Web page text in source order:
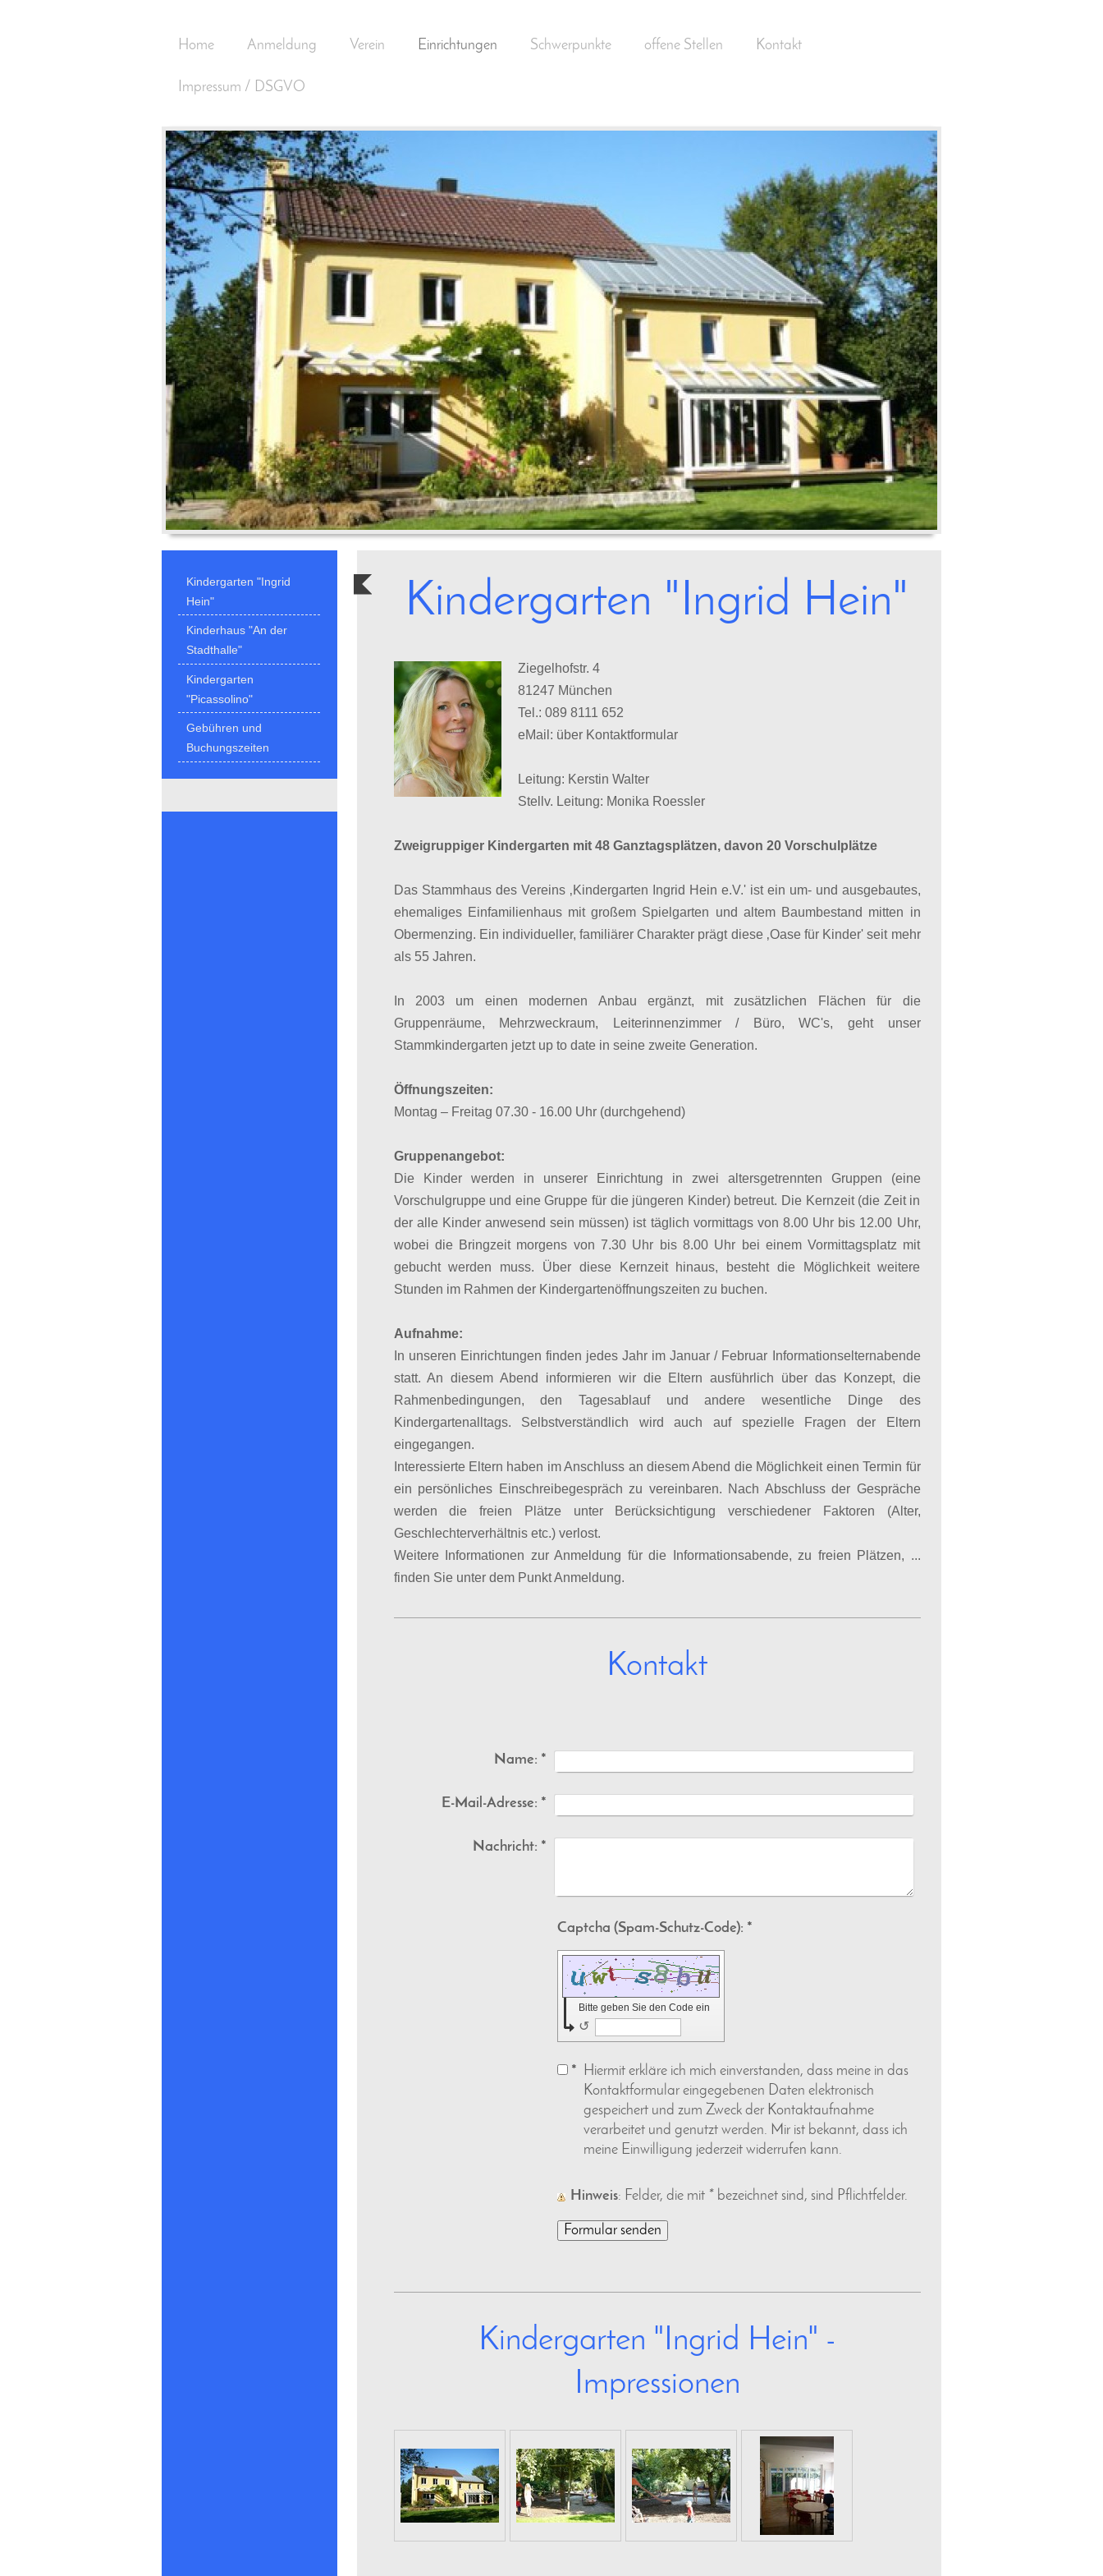
Home Anmeldung Verein Einrichtungen Schwerpunkte offene Stellen Kontakt
Impressum / DSGVO
Kindergarten "Ingrid Hein"
Ziegelhofstr. 4
81247 München
Tel.: 089 8111 652
eMail: über Kontaktformular
Leitung: Kerstin Walter
Stellv. Leitung: Monika Roessler
Zweigruppiger Kindergarten mit 48 Ganztagsplätzen, davon 20 Vorschulplätze
Das Stammhaus des Vereins ‚Kindergarten Ingrid Hein e.V.' ist ein um- und ausgebautes,
ehemaliges Einfamilienhaus mit großem Spielgarten und altem Baumbestand mitten in
Obermenzing. Ein individueller, familiärer Charakter prägt diese ‚Oase für Kinder' seit mehr
als 55 Jahren.
In 2003 um einen modernen Anbau ergänzt, mit zusätzlichen Flächen für die
Gruppenräume, Mehrzweckraum, Leiterinnenzimmer / Büro, WC's, geht unser
Stammkindergarten jetzt up to date in seine zweite Generation.
Öffnungszeiten:
Montag – Freitag 07.30 - 16.00 Uhr (durchgehend)
Gruppenangebot:
Die Kinder werden in unserer Einrichtung in zwei altersgetrennten Gruppen (eine
Vorschulgruppe und eine Gruppe für die jüngeren Kinder) betreut. Die Kernzeit (die Zeit in
der alle Kinder anwesend sein müssen) ist täglich vormittags von 8.00 Uhr bis 12.00 Uhr,
wobei die Bringzeit morgens von 7.30 Uhr bis 8.00 Uhr bei einem Vormittagsplatz mit
gebucht werden muss. Über diese Kernzeit hinaus, besteht die Möglichkeit weitere
Stunden im Rahmen der Kindergartenöffnungszeiten zu buchen.
Aufnahme:
In unseren Einrichtungen finden jedes Jahr im Januar / Februar Informationselternabende
statt. An diesem Abend informieren wir die Eltern ausführlich über das Konzept, die
Rahmenbedingungen, den Tagesablauf und andere wesentliche Dinge des
Kindergartenalltags. Selbstverständlich wird auch auf spezielle Fragen der Eltern
eingegangen.
Interessierte Eltern haben im Anschluss an diesem Abend die Möglichkeit einen Termin für
ein persönliches Einschreibegespräch zu vereinbaren. Nach Abschluss der Gespräche
werden die freien Plätze unter Berücksichtigung verschiedener Faktoren (Alter,
Geschlechterverhältnis etc.) verlost.
Weitere Informationen zur Anmeldung für die Informationsabende, zu freien Plätzen, ...
finden Sie unter dem Punkt Anmeldung.
Kontakt
Name: *
E-Mail-Adresse: *
Nachricht: *
Captcha (Spam-Schutz-Code): *
Bitte geben Sie den Code ein
↺
* Hiermit erkläre ich mich einverstanden, dass meine in das
Kontaktformular eingegebenen Daten elektronisch
gespeichert und zum Zweck der Kontaktaufnahme
verarbeitet und genutzt werden. Mir ist bekannt, dass ich
meine Einwilligung jederzeit widerrufen kann.
Hinweis : Felder, die mit *bezeichnet sind, sind Pflichtfelder.
Kindergarten "Ingrid Hein" -
Impressionen
Kindergarten "Ingrid
Hein"
Kinderhaus "An der
Stadthalle"
Kindergarten
"Picassolino"
Gebühren und
Buchungszeiten